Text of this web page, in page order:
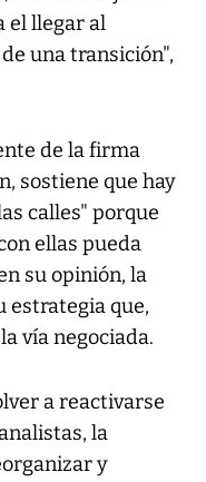
el llegar al
una transición",
de la firma
sostiene que hay
calles" porque
ellas pueda
su opinión, la
estrategia que,
vía negociada.
a reactivarse
la
y